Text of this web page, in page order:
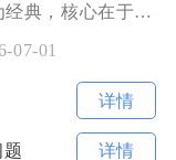
泰拉瑞亚能成为经典，核心在于它把高自由度沙盒、深度战斗成长、无限建造创意、极强耐玩性融为一
07-01
详情
详情